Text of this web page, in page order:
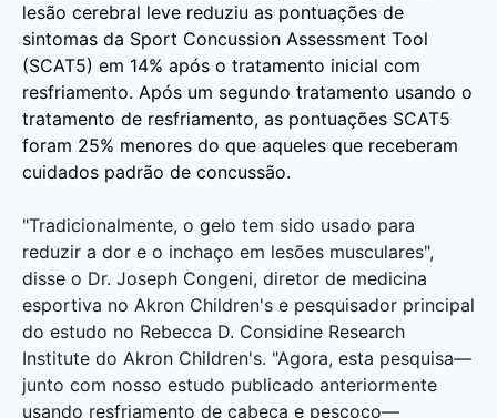
lesão cerebral leve reduziu as pontuações de
sintomas da Sport Concussion Assessment Tool
(SCAT5) em 14% após o tratamento inicial com
resfriamento. Após um segundo tratamento usando o
tratamento de resfriamento, as pontuações SCAT5
foram 25% menores do que aqueles que receberam
cuidados padrão de concussão.
"Tradicionalmente, o gelo tem sido usado para
reduzir a dor e o inchaço em lesões musculares",
disse o Dr. Joseph Congeni, diretor de medicina
esportiva no Akron Children's e pesquisador principal
do estudo no Rebecca D. Considine Research
Institute do Akron Children's. "Agora, esta pesquisa—
junto com nosso estudo publicado anteriormente
usando resfriamento de cabeça e pescoço—